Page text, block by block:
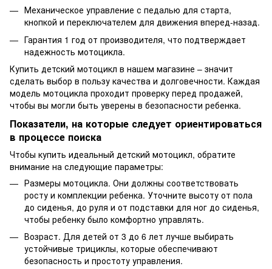
Механическое управление с педалью для старта,
кнопкой и переключателем для движения вперед-назад.
Гарантия 1 год от производителя, что подтверждает
надежность мотоцикла.
Купить детский мотоцикл в нашем магазине – значит
сделать выбор в пользу качества и долговечности. Каждая
модель мотоцикла проходит проверку перед продажей,
чтобы вы могли быть уверены в безопасности ребенка.
Показатели, на которые следует ориентироваться
в процессе поиска
Чтобы купить идеальный детский мотоцикл, обратите
внимание на следующие параметры:
Размеры мотоцикла. Они должны соответствовать
росту и комплекции ребенка. Уточните высоту от пола
до сиденья, до руля и от подставки для ног до сиденья,
чтобы ребенку было комфортно управлять.
Возраст. Для детей от 3 до 6 лет лучше выбирать
устойчивые трициклы, которые обеспечивают
безопасность и простоту управления.